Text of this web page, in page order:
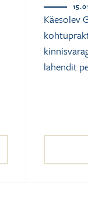
Käesolev
lahendit